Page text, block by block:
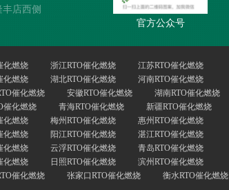
店西侧
官方公众号
化燃烧 浙江RTO催化燃烧
江苏RTO催化燃烧
化燃烧 湖北RTO催化燃烧
河南RTO催化燃烧
催化燃烧 安徽RTO催化燃烧
湖南RTO催化燃烧
催化燃烧 青海RTO催化燃烧
新疆RTO催化燃烧
化燃烧 梅州RTO催化燃烧
惠州RTO催化燃烧
化燃烧 阳江RTO催化燃烧
湛江RTO催化燃烧
化燃烧 云浮RTO催化燃烧
青岛RTO催化燃烧
化燃烧 日照RTO催化燃烧
滨州RTO催化燃烧
催化燃烧 张家口RTO催化燃烧
衡水RTO催化燃烧